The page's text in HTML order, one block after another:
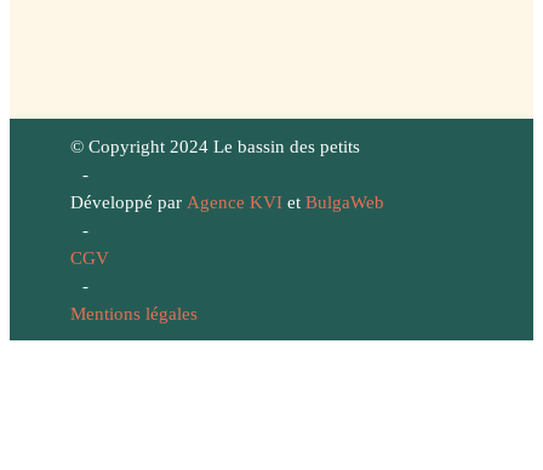
© Copyright 2024 Le bassin des petits
-
Développé par Agence KVIet BulgaWeb
-
CGV
-
Mentions légales